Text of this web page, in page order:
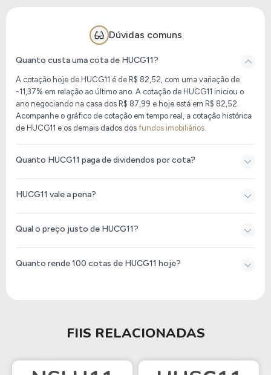
Dúvidas comuns
Quanto custa uma cota de HUCG11?
A cotação hoje de HUCG11 é de R$ 82,52 , com uma variação de
-11,37% em relação ao último ano. A cotação de HUCG11 iniciou o
ano negociando na casa dos R$ 87,99 e hoje está em R$ 82,52
Acompanhe o gráfico de cotação em tempo real, a cotação histórica
de HUCG11 e os demais dados dos fundos imobiliários
Quanto HUCG11 paga de dividendos por cota?
HUCG11 vale a pena?
Qual o preço justo de HUCG11?
Quanto rende 100 cotas de HUCG11 hoje?
FIIS RELACIONADAS